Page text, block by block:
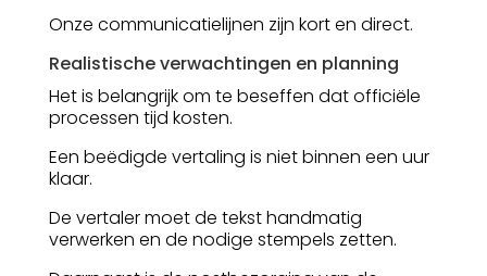
Onze communicatielijnen zijn kort en direct.
Realistische verwachtingen en planning
Het is belangrijk om te beseffen dat officiële
processen tijd kosten.
Een beëdigde vertaling is niet binnen een uur
klaar.
De vertaler moet de tekst handmatig
verwerken en de nodige stempels zetten.